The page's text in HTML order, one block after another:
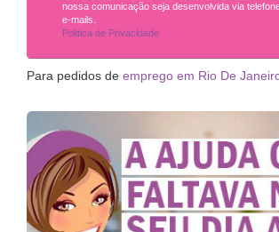
nossa comunicação seja desenvolvida via
e-mails.
Politica de Privacidade
Para pedidos de emprego em Rio De